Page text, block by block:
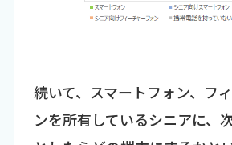
続いて、スマートフォン、フ
ンを所有しているシニアに、